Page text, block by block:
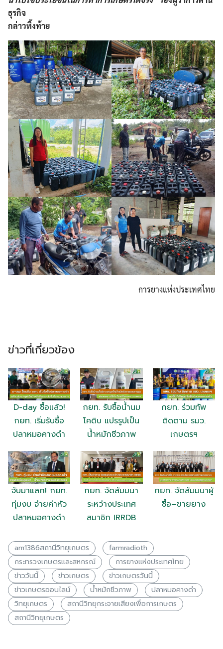
Search
for:
Search
ธุรกิจ
กล่าวทิ้งท้าย
การยางแห่งประเทศไทย
ข่าวที่เกี่ยวข้อง
D-day ซื้อแล้ว!
กยท. เริ่มรับซื้อ
ปลาหมอคางดำ
กยท. รับซื้อน้ำนม
โคดิบ แปรรูปเป็น
น้ำหมักชีวภาพ
กยท. ร่วมทัพ
ติดตาม รมว.
เกษตรฯ
จับมาแลก! กยท.
ทุ่มงบ จ่ายค่าหัว
ปลาหมอคางดำ
กยท. จัดสัมมนา
ระหว่างประเทศ
สมาชิก IRRDB
กยท. จัดสัมมนาผู้
ซื้อ–ขายยาง
am1386สถานีวิทยุเกษตร
farmradioth
กระทรวงเกษตรเเละสหกรณ์
การยางแห่งประเทศไทย
ข่าววันนี้
ข่าวเกษตร
ข่าวเกษตรวันนี้
ข่าวเกษตรออนไลน์
น้ำหมักชีวภาพ
ปลาหมอคางดำ
วิทยุเกษตร
สถานีวิทยุกระจายเสียงเพื่อการเกษตร
สถานีวิทยุเกษตร